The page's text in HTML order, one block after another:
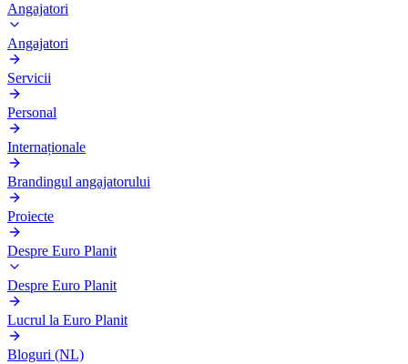
Angajatori
Angajatori
Servicii
Personal
Internaționale
Brandingul angajatorului
Proiecte
Despre Euro Planit
Despre Euro Planit
Lucrul la Euro Planit
Bloguri (NL)